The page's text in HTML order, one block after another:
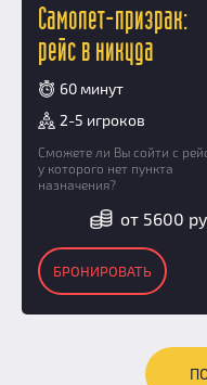
Самолет-призрак:
рейс в никуда
60 минут
2-5 игроков
Сможете ли Вы сойти с
у которого нет пункта
назначения?
от 5600
БРОНИРОВАТЬ